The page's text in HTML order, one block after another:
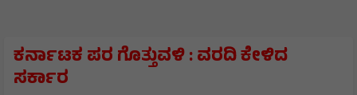
ಕರ್ನಾಟಕ ಪರ ಗೊತ್ತುವಳಿ : ವರದಿ ಕೇಳಿದ
ಸರ್ಕಾರ